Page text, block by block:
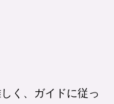
く、ガイドに従っ